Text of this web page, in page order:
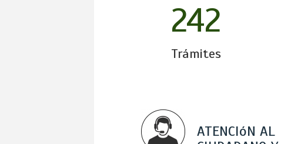
242
Trámites
ATENCIóN AL